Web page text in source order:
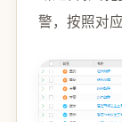
警，按照对